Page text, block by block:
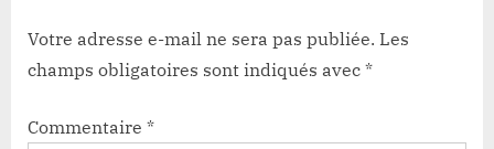
Votre adresse e-mail ne sera pas publiée. Les
champs obligatoires sont indiqués avec *
Commentaire *